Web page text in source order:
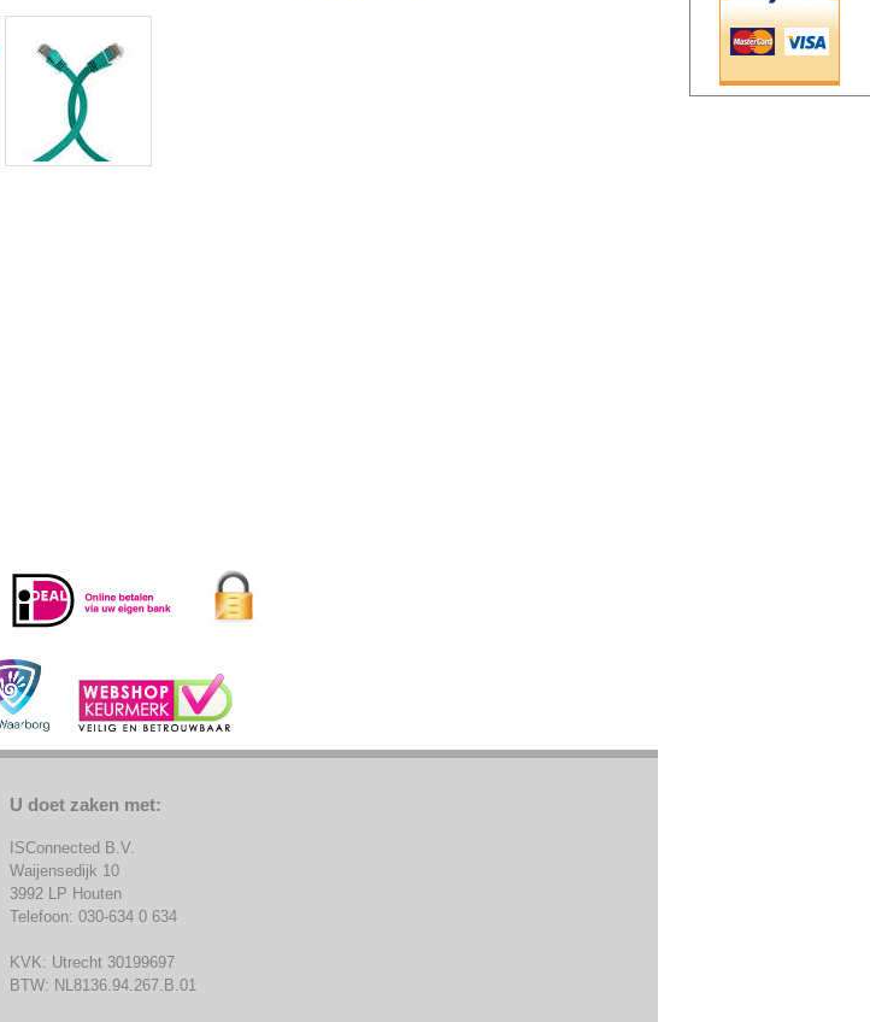
U doet zaken met:
ISConnected B.V.
Waijensedijk 10
3992 LP Houten
Telefoon: 030-634 0 634
KVK: Utrecht 30199697
BTW: NL8136.94.267.B.01